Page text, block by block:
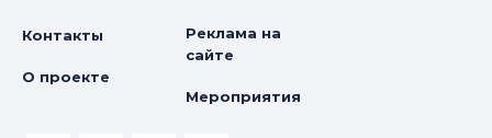
Контакты
О проекте
Реклама на
сайте
Мероприятия